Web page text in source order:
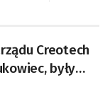
Creotech